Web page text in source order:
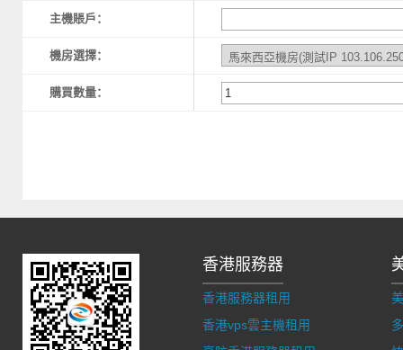
主機賬戶：
機房選擇：
購買數量：
香港服務器
香港服務器租用
香港vps雲主機租用